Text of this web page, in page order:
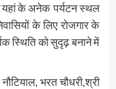
यहां के अनेक पर्यटन स्थल
के लिए रोजगार के
स्थिति को सुदृढ़ बनाने में
भरत चौधरी,श्री